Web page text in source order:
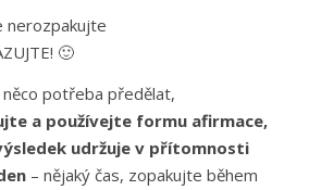
nerozpakujte
🙂
potřeba předělat,
a používejte formu afirmace,
udržuje v přítomnosti
– nějaký čas, zopakujte během